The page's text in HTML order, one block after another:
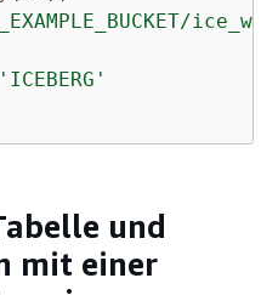
'ICEBERG'
und
mit einer